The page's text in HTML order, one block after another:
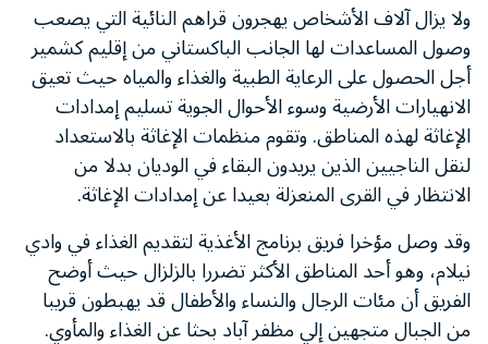
ولا يزال آلاف الأشخاص يهجرون قراهم النائية التي يصعب
وصول المساعدات لها الجانب الباكستاني من إقليم كشمير
أجل الحصول على الرعاية الطبية والغذاء والمياه حيث تعيق
الانهيارات الأرضية وسوء الأحوال الجوية تسليم إمدادات
الإغاثة لهذه المناطق. وتقوم منظمات الإغاثة بالاستعداد
لنقل الناجيين الذين يريدون البقاء في الوديان بدلا من
الانتظار في القرى المنعزلة بعيدا عن إمدادات الإغاثة.
وقد وصل مؤخرا فريق برنامج الأغذية لتقديم الغذاء في وادي
نيلام، وهو أحد المناطق الأكثر تضررا بالزلزال حيث أوضح
الفريق أن مئات الرجال والنساء والأطفال قد يهبطون قريبا
من الجبال متجهين إلي مظفر آباد بحثا عن الغذاء والمأوي.